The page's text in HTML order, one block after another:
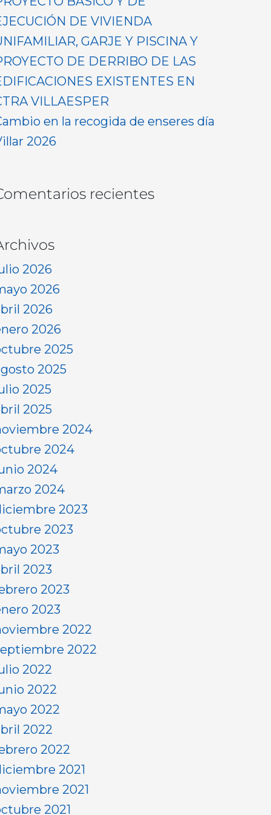
DE VIVIENDA
GARJE Y PISCINA Y
DE DERRIBO DE LAS
EXISTENTES EN
VILLAESPER
en la recogida de enseres día
2026
recientes
2026
2026
2026
2026
2025
2025
2025
2025
2024
2024
2024
2024
2023
2023
2023
2023
2023
2023
2022
2022
2022
2022
2022
2022
2022
2021
2021
2021